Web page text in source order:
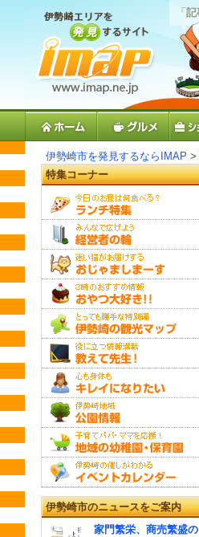
「記
伊勢崎市を発見するならIMAP >
特集コーナー
伊勢崎市のニュースをご案内
家門繁栄、商売繁盛の